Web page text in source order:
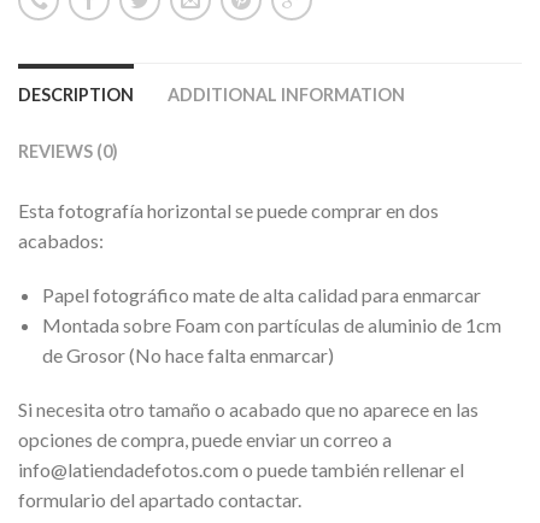
DESCRIPTION ADDITIONAL INFORMATION
REVIEWS (0)
Esta fotografía horizontal se puede comprar en dos
acabados:
Papel fotográfico mate de alta calidad para enmarcar
Montada sobre Foam con partículas de aluminio de 1cm
de Grosor (No hace falta enmarcar)
Si necesita otro tamaño o acabado que no aparece en las
opciones de compra, puede enviar un correo a
info@latiendadefotos.com o puede también rellenar el
formulario del apartado contactar.